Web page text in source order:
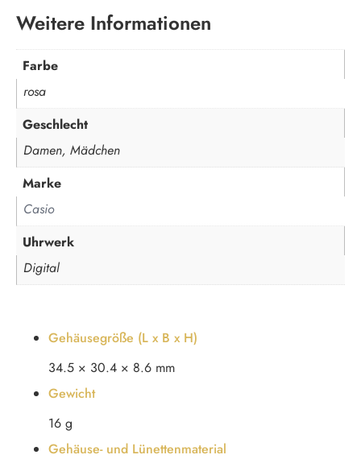
Weitere Informationen
Farbe
rosa
Geschlecht
Damen, Mädchen
Marke
Casio
Uhrwerk
Digital
Gehäusegröße (L x B x H)
34.5 × 30.4 × 8.6 mm
Gewicht
16 g
Gehäuse- und Lünettenmaterial